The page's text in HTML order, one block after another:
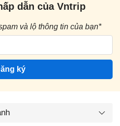
dẫn của Vntrip
và lộ thông tin của bạn*
ký